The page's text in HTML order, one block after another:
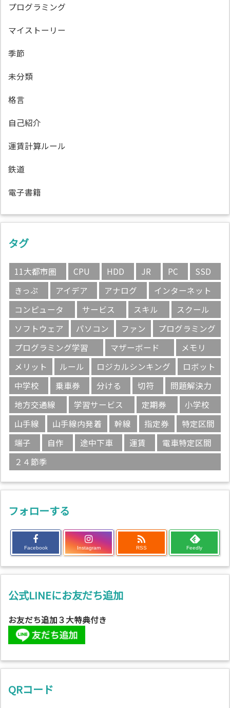
プログラミング
マイストーリー
季節
未分類
格言
自己紹介
運賃計算ルール
鉄道
電子書籍
タグ
11大都市圏 CPU HDD JR PC
SSD
きっぷ
アイデア アナログ
インターネット
コンピュータ
サービス スキル
スクール
ソフトウェア
パソコン ファン
プログラミング
プログラミング学習
マザーボード
メモリ
メリット
ルール ロジカルシンキング
ロボット
中学校
乗車券 分ける 切符
問題解決力
地方交通線
学習サービス 定期券
小学校
山手線
山手線内発着 幹線 指定券
特定区間
端子
自作 途中下車 運賃
電車特定区間
２４節季
フォローする
Facebook Instagram

RSS Feedly
公式LINEにお友だち追加
お友だち追加３大特典付き
QRコード